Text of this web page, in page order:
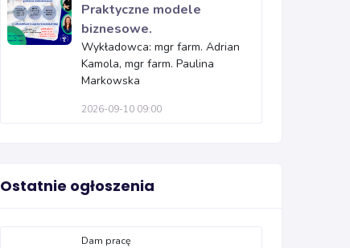
Praktyczne modele
biznesowe.
Wykładowca: mgr farm. Adrian
Kamola, mgr farm. Paulina
Markowska
2026-09-10 09:00
Ostatnie ogłoszenia
Dam pracę